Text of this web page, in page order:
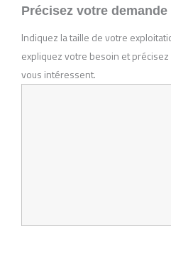
Précisez votre demande
Indiquez la taille de votre
expliquez votre besoin et
vous intéressent.